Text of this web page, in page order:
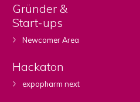
Gründer &
Start-ups
Newcomer Area
Hackaton
expopharm next